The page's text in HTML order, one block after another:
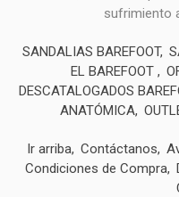
sufrimiento
SANDALIAS BAREFOOT
EL BAREFOOT
DESCATALOGADOS
ANATÓMICA
Ir arriba Contáctanos
Condiciones de Compra